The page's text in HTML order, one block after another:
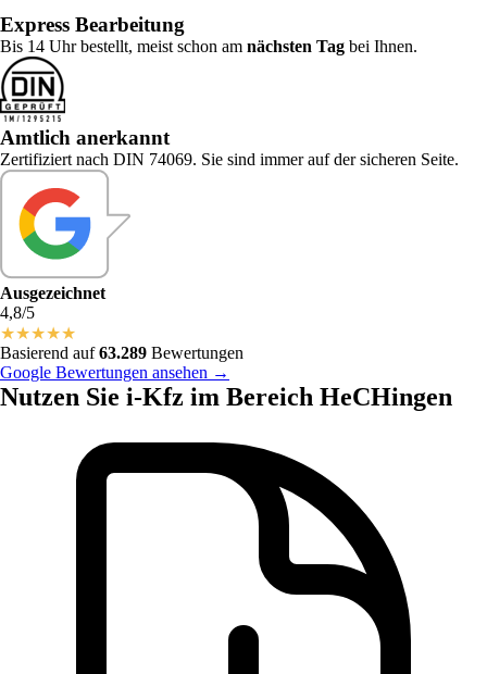
Express Bearbeitung
Bis 14 Uhr bestellt, meist schon am nächsten Tag bei Ihnen.
Amtlich anerkannt
Zertifiziert nach DIN 74069. Sie sind immer auf der sicheren Seite.
Ausgezeichnet
4,8/5
★★★★★
Basierend auf63.289 Bewertungen
Google Bewertungen ansehen →
Nutzen Sie i-Kfz im Bereich HeCHingen